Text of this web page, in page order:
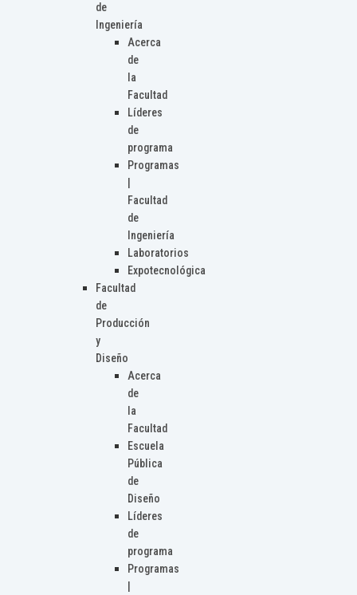
de
Ingeniería
Acerca
de
la
Facultad
Líderes
de
programa
Programas
Facultad
de
Ingeniería
Laboratorios
Expotecnológica
Facultad
de
Producción
y
Diseño
Acerca
de
la
Facultad
Escuela
Pública
de
Diseño
Líderes
de
programa
Programas